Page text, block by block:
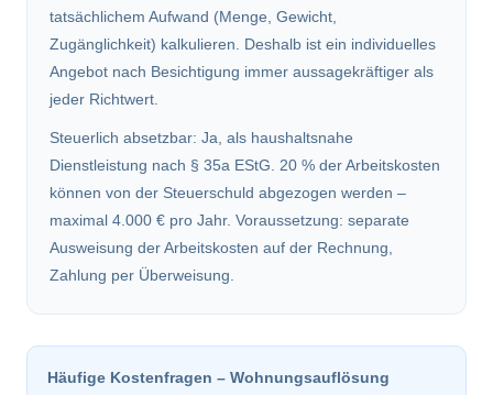
tatsächlichem Aufwand (Menge, Gewicht,
Zugänglichkeit) kalkulieren. Deshalb ist ein individuelles
Angebot nach Besichtigung immer aussagekräftiger als
jeder Richtwert.
Steuerlich absetzbar: Ja, als haushaltsnahe
Dienstleistung nach § 35a EStG. 20 % der Arbeitskosten
können von der Steuerschuld abgezogen werden –
maximal 4.000 € pro Jahr. Voraussetzung: separate
Ausweisung der Arbeitskosten auf der Rechnung,
Zahlung per Überweisung.
Häufige Kostenfragen – Wohnungsauflösung